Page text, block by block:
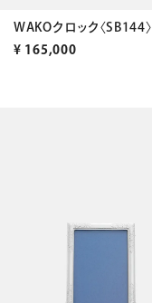
WAKOクロック〈SB144〉
¥ 165,000